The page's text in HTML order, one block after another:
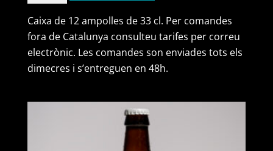
de
12
ampolles
Caixa de 12 ampolles de 33 cl. Per comandes
fora de Catalunya consulteu tarifes per correu
electrònic. Les comandes son enviades tots els
dimecres i s’entreguen en 48h.